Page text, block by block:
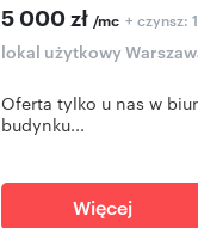
5 000 zł /mc + czynsz:
lokal użytkowy
Oferta tylko u nas w
budynku...
Więcej